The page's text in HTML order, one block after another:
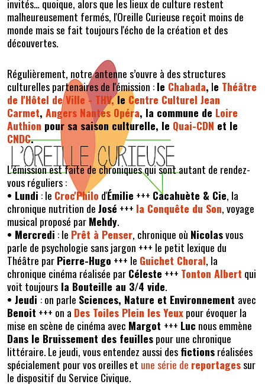
invités… quoique, alors que les lieux de culture restent
malheureusement fermés, l'Oreille Curieuse reçoit moins de
monde mais se fait toujours l'écho de la création et des
découvertes.
Régulièrement, notre antenne s’ouvre à des structures
culturelles partenaires de l'émission :le Chabada, le Théâtre
de l'Hôtel de Ville - THV,le Centre Culturel Jean
Carmet, Angers Nantes Opéra, la commune de Loire
Authion pour sa saison culturelle, le Quai-CDN et le
CNDC.
L’émission est faite de chroniques qui sont autant de rendez-
vous réguliers :
• Lundi : le Croc'Philo d'Émilie +++ Cacahuète & Cie, la
chronique nutrition deJosé +++ la Conquête du Son, voyage
musical proposé parMehdy.
• Mercredi : le Prêt à Penser, chronique où Nicolasvous
parle de psychologie sans jargon +++ le petit lexique du
Théâtre parPierre-Hugo +++ le Guichet Choral, la
chronique cinéma réalisée parCéleste +++ Tonton Albert qui
voit toujours la Bouteille au 3/4 vide.
• Jeudi : on parle Sciences, Nature et Environnement avec
Benoit +++ on a Des Toiles Plein les Yeuxpour évoquer la
mise en scène de cinéma avec Margot +++ Luc nous emmène
Dans le Bruissement des feuillespour une chronique
littéraire. Le jeudi, vous entendez aussi desfictionsréalisées
spécialement pour vos oreilles et une série de reportagessur
le dispositif du Service Civique.